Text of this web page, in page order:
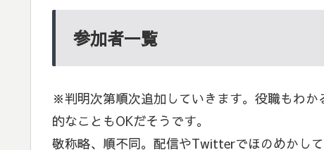
参加者一覧
※判明次第順次追加していきます。役職もわ
的なこともOKだそうです。
敬称略、順不同。配信やTwitterでほのめかし